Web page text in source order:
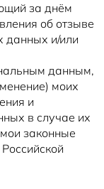
за днём
об отзыве
данных и/или
данным,
моих
и
в случае их
законные